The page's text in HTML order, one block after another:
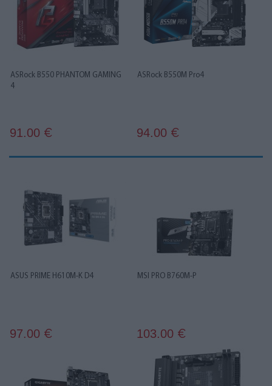
ASRock B550 PHANTOM GAMING
4
91.00 €
ASRock B550M Pro4
94.00 €
ASUS PRIME H610M-K D4
97.00 €
MSI PRO B760M-P
103.00 €